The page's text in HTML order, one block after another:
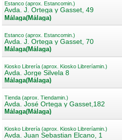
Estanco (aprox. Estancomin.)
Avda. J. Ortega y Gasset, 49
Málaga(Málaga)
Estanco (aprox. Estancomin.)
Avda. J. Ortega y Gasset, 70
Málaga(Málaga)
Kiosko Librería (aprox. Kiosko Libreríamin.)
Avda. Jorge Silvela 8
Málaga(Málaga)
Tienda (aprox. Tiendamin.)
Avda. José Ortega y Gasset,182
Málaga(Málaga)
Kiosko Librería (aprox. Kiosko Libreríamin.)
Avda. Juan Sebastian Elcano, 1